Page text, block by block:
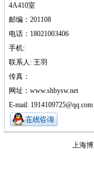
4A410室
邮编：201108
电话：18021003406
手机:
联系人: 王羽
传真：
网址：www.shbysw.net
E-mail: 1914109725@qq.com
上海